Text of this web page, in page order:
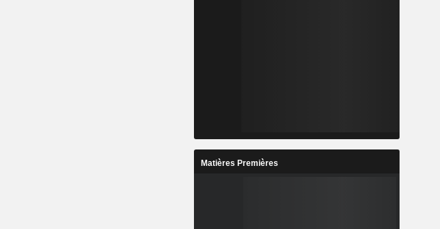
Matières Premières